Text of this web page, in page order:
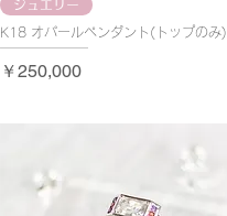
ジュエリー
K18 オパールペンダント(トップのみ)
価格
￥250,000